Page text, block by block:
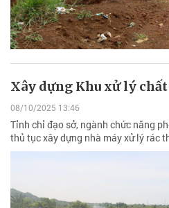
Xây dựng Khu xử lý
08/10/2025 13:46
Tỉnh chỉ đạo sở, ngành chức năng
thủ tục xây dựng nhà máy xử lý rác